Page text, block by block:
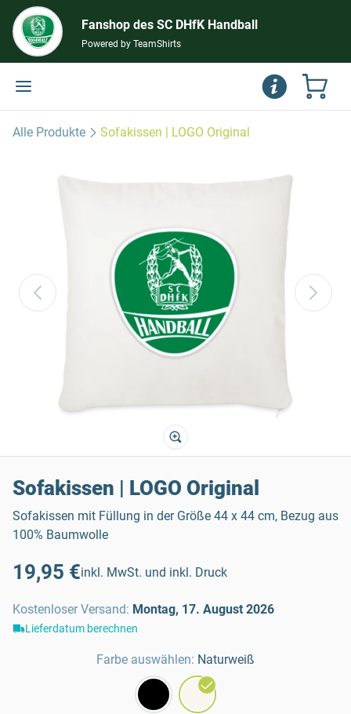
Fanshop des SC DHfK Handball
Powered by TeamShirts
Alle Produkte Sofakissen | LOGO Original
Sofakissen | LOGO Original
Sofakissen mit Füllung in der Größe 44 x 44 cm, Bezug aus
100% Baumwolle
19,95 €inkl. MwSt. und inkl. Druck
Kostenloser Versand: Montag, 17. August 2026
Lieferdatum berechnen
Farbe auswählen: Naturweiß